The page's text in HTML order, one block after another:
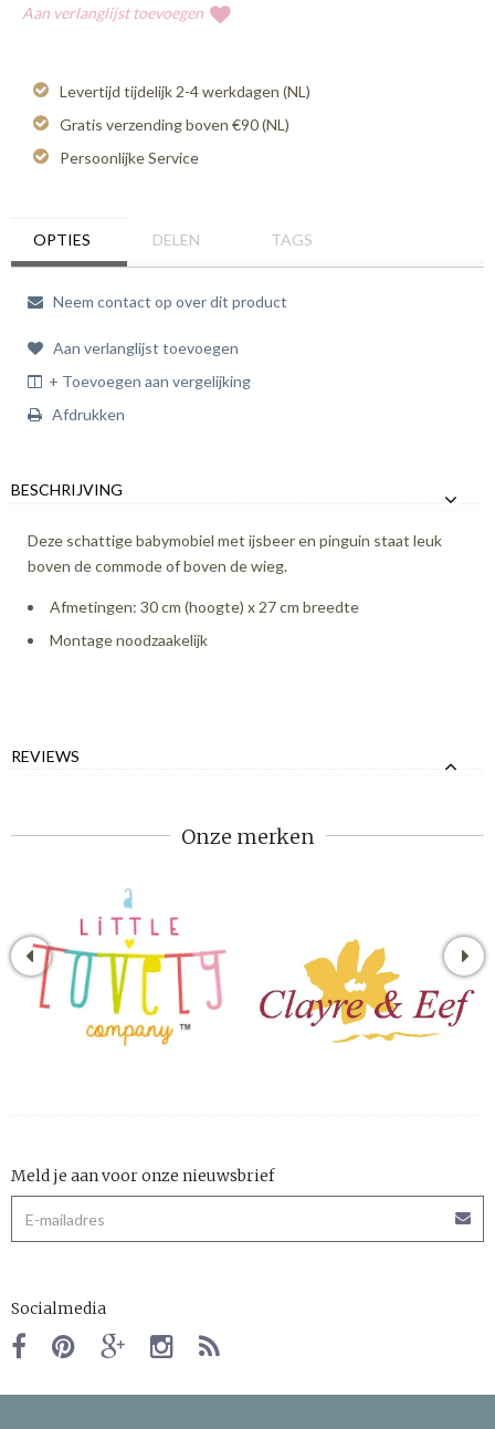
Aan verlanglijst toevoegen
Levertijd tijdelijk 2-4 werkdagen (NL)
Gratis verzending boven €90 (NL)
Persoonlijke Service
OPTIES DELEN TAGS
Neem contact op over dit product
Aan verlanglijst toevoegen
+ Toevoegen aan vergelijking
Afdrukken
BESCHRIJVING
Deze schattige babymobiel met ijsbeer en pinguin staat leuk
boven de commode of boven de wieg.
Afmetingen: 30 cm (hoogte) x 27 cm breedte
Montage noodzaakelijk
REVIEWS
Onze merken
Meld je aan voor onze nieuwsbrief
Socialmedia